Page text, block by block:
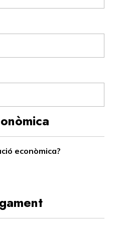
econòmica?